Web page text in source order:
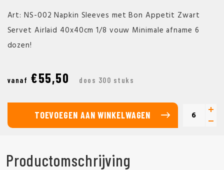
Art: NS-002 Napkin Sleeves met Bon Appetit Zwart
Servet Airlaid 40x40cm 1/8 vouw Minimale afname 6
dozen!
vanaf €55,50 doos 300 stuks
TOEVOEGEN AAN WINKELWAGEN
Productomschrijving